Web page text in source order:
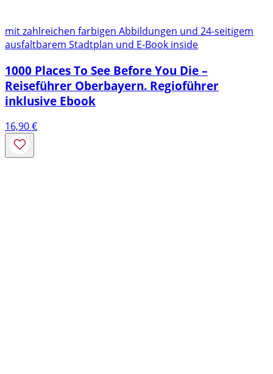
mit zahlreichen farbigen Abbildungen und 24-seitigem
ausfaltbarem Stadtplan und E-Book inside
1000 Places To See Before You Die –
Reiseführer Oberbayern. Regioführer
inklusive Ebook
16,90€